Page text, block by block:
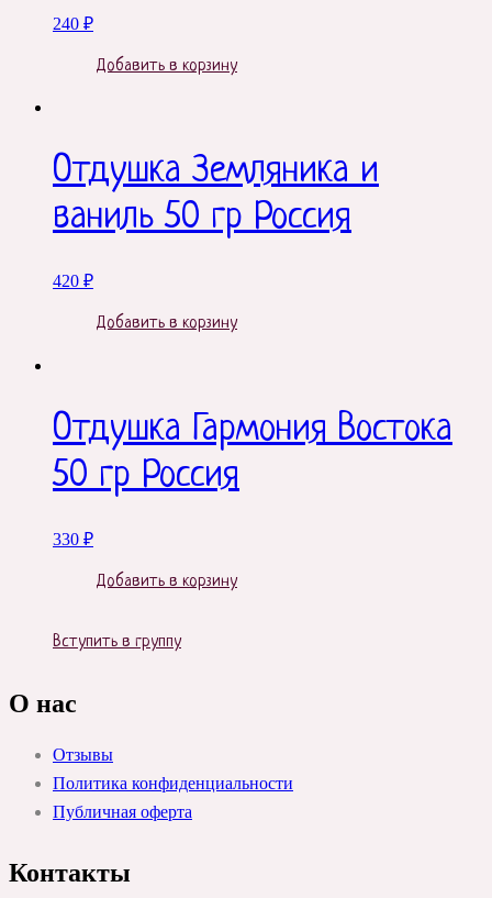
240 ₽
Добавить в корзину
Отдушка Земляника и
ваниль 50 гр Россия
420 ₽
Добавить в корзину
Отдушка Гармония Востока
50 гр Россия
330 ₽
Добавить в корзину
Вступить в группу
О нас
Отзывы
Политика конфиденциальности
Публичная оферта
Контакты